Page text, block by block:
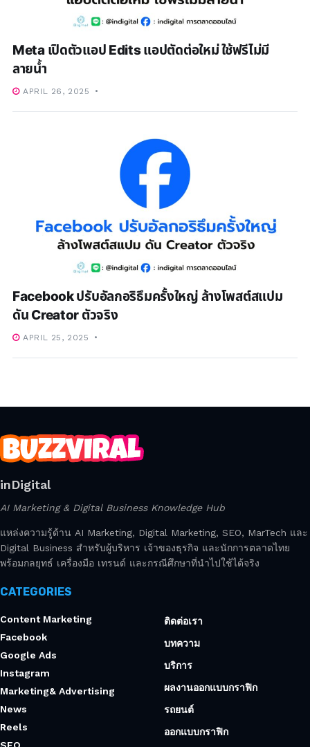
Meta เปิดตัวแอป Edits แอปตัดต่อใหม่ ใช้ฟรีไม่มี
ลายน้ำ
APRIL 26, 2025
Facebook ปรับอัลกอริธึมครั้งใหญ่ ล้างโพสต์สแปม
ดัน Creator ตัวจริง
APRIL 25, 2025
inDigital
AI Marketing & Digital Business Knowledge Hub
แหล่งความรู้ด้าน AI Marketing, Digital Marketing, SEO, MarTech และ
Digital Business สำหรับผู้บริหาร เจ้าของธุรกิจ และนักการตลาดไทย
พร้อมกลยุทธ์ เครื่องมือ เทรนด์ และกรณีศึกษาที่นำไปใช้ได้จริง
CATEGORIES
Content Marketing
Facebook
Google Ads
Instagram
Marketing& Advertising
News
Reels
SEO
ติดต่อเรา
บทความ
บริการ
ผลงานออกแบบกราฟิก
รถยนต์
ออกแบบกราฟิก